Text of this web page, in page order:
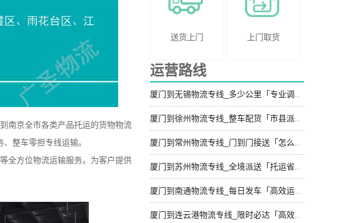
南京全市各类产品托运的货物物流
整车零担专线运输。
全方位物流运输服务。为客户提供
送货上门 上门取货
运营路线
厦门到无锡物流专线_多少公里「专业调车」
厦门到徐州物流专线_整车配货「市县派送」
厦门到常州物流专线_门到门接送「怎么收费」
厦门到苏州物流专线_全境派送「托运省心」
厦门到南通物流专线_每日发车「高效运输」
厦门到连云港物流专线_限时必达「高效运输」